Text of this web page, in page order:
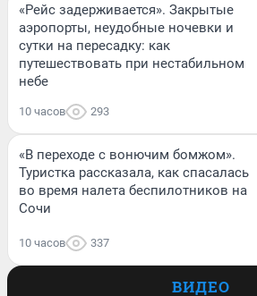
«Рейс задерживается». Закрытые
аэропорты, неудобные ночевки и
сутки на пересадку: как
путешествовать при нестабильном
небе
10 часов 293
«В переходе с вонючим бомжом».
Туристка рассказала, как спасалась
во время налета беспилотников на
Сочи
10 часов 337
ВИДЕО